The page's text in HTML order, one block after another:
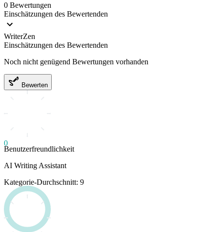
0 Bewertungen
Einschätzungen des Bewertenden
WriterZen
Einschätzungen des Bewertenden
Noch nicht genügend Bewertungen vorhanden
Bewerten
0
Benutzerfreundlichkeit
AI Writing Assistant
Kategorie-Durchschnitt: 9